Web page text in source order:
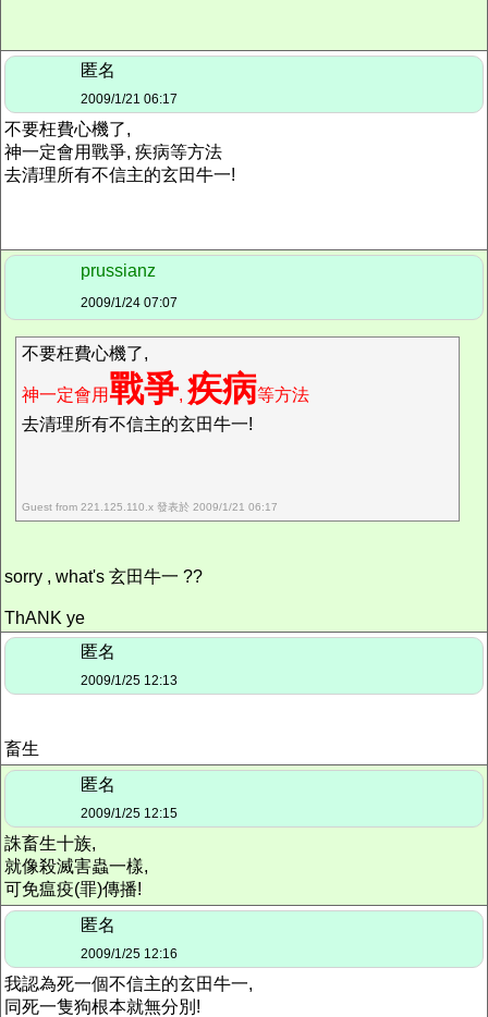
匿名
2009/1/21 06:17
不要枉費心機了,
神一定會用戰爭, 疾病等方法
去清理所有不信主的玄田牛一!
prussianz
2009/1/24 07:07
不要枉費心機了,
神一定會用 戰爭, 疾病等方法
去清理所有不信主的玄田牛一!
Guest from 221.125.110.x 發表於 2009/1/21 06:17
sorry , what's 玄田牛一 ??
ThANK ye
匿名
2009/1/25 12:13
畜生
匿名
2009/1/25 12:15
誅畜生十族,
就像殺滅害蟲一樣,
可免瘟疫(罪)傳播!
匿名
2009/1/25 12:16
我認為死一個不信主的玄田牛一,
同死一隻狗根本就無分別!